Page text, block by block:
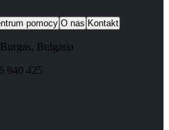
pomocy O nas Kontakt
Burgas, Bulgaria
940 425